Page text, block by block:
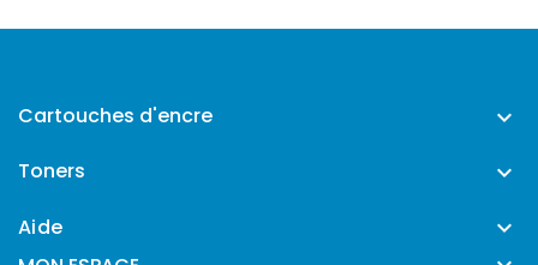
Cartouches d'encre 
Toners 
Aide 